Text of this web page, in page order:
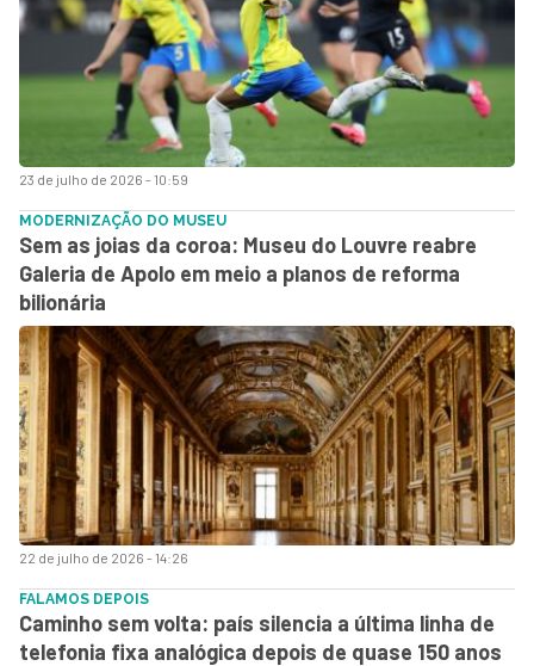
23 de julho de 2026 - 10:59
22 de julho de 2026 - 14:26
MODERNIZAÇÃO DO MUSEU
Sem as joias da coroa: Museu do Louvre reabre
Galeria de Apolo em meio a planos de reforma
bilionária
FALAMOS DEPOIS
Caminho sem volta: país silencia a última linha de
telefonia fixa analógica depois de quase 150 anos